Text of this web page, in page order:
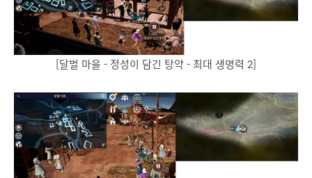
[달벌 마을 - 정성이 담긴 탕약 - 최대 생명력 2]